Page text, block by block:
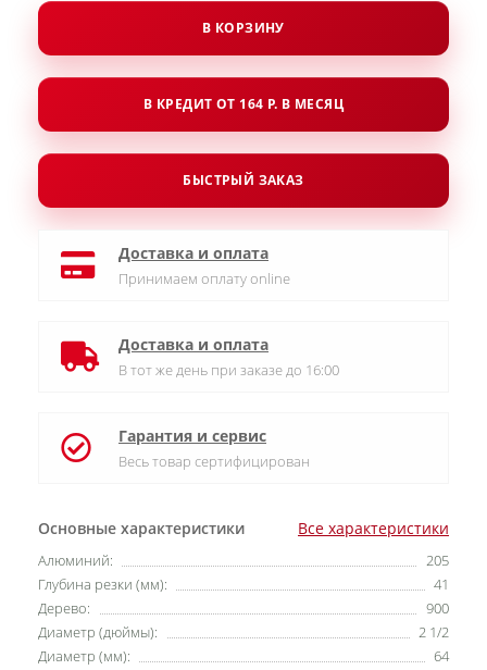
Основные характеристики Все характеристики
Алюминий:
205
Глубина резки (мм):
41
Дерево:
900
Диаметр (дюймы):
2 1/2
Диаметр (мм):
64
В КОРЗИНУ
В КРЕДИТ ОТ 164 Р. В МЕСЯЦ
БЫСТРЫЙ ЗАКАЗ
Доставка и оплата
Принимаем оплату online
Доставка и оплата
В тот же день при заказе до 16:00
Гарантия и сервис
Весь товар сертифицирован